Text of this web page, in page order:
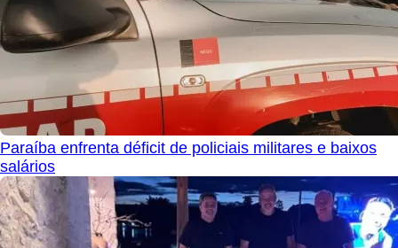
Paraíba enfrenta déficit de policiais militares e baixos
salários